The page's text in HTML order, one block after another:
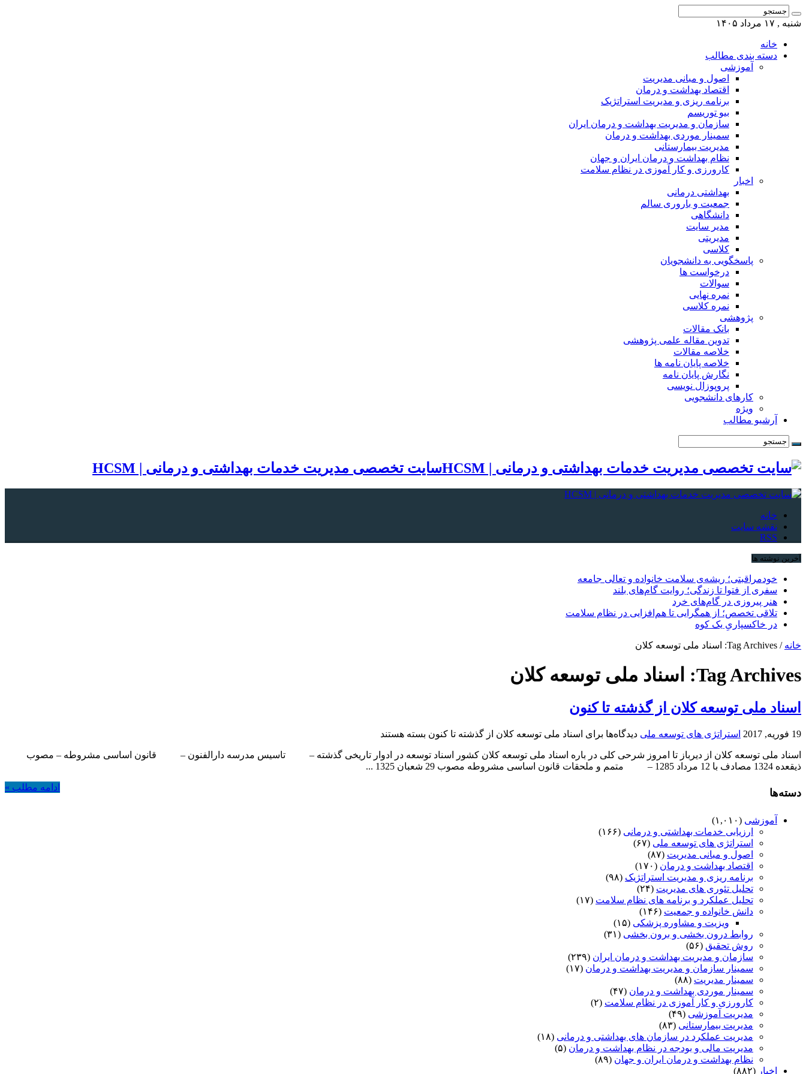
شنبه , ۱۷ مرداد ۱۴۰۵
خانه
دسته بندی مطالب
آموزشی
اصول و مبانی مدیریت
اقتصاد بهداشت و درمان
برنامه ریزی و مدیریت استراتژیک
بیو توریسم
سازمان و مدیریت بهداشت و درمان ایران
سمینار موردی بهداشت و درمان
مدیریت بیمارستانی
نظام بهداشت و درمان ایران و جهان
کارورزی و کار آموزی در نظام سلامت
اخبار
بهداشتی درمانی
جمعیت و باروری سالم
دانشگاهی
مدیر سایت
مدیریتی
کلاسی
پاسخگویی به دانشجویان
درخواست ها
سوالات
نمره نهایی
نمره کلاسی
پژوهشی
بانک مقالات
تدوین مقاله علمی پژوهشی
خلاصه مقالات
خلاصه پایان نامه ها
نگارش پایان نامه
پروپوزال نویسی
کارهای دانشجویی
ویژه
آرشیو مطالب
سایت تخصصی مدیریت خدمات بهداشتی و درمانی | HCSM
خانه
نقشه سایت
RSS
آخرین نوشته ها
خودمراقبتی؛ ریشه‌ی سلامت خانواده و تعالی جامعه
سفری از فتوا تا زندگی؛ روایت گام‌های بلند
هنر پیروزی در گام‌های خرد
تلاقی تخصص؛ از همگرایی تا هم‌افزایی در نظام سلامت
در خاکسپاریِ یک کوه
خانه / Tag Archives: اسناد ملی توسعه کلان
Tag Archives: اسناد ملی توسعه کلان
اسناد ملی توسعه کلان از گذشته تا کنون
19 فوریه, 2017 استراتژی های توسعه ملی دیدگاه‌ها برای اسناد ملی توسعه کلان از گذشته تا کنون بسته هستند
اسناد ملی توسعه کلان از دیرباز تا امروز شرحی کلی در باره اسناد ملی توسعه کلان کشور اسناد توسعه در ادوار تاریخی گذشته – تاسیس مدرسه دارالفنون – قانون اساسی مشروطه – مصوب
ذیقعده 1324 مصادف با 12 مرداد 1285 – متمم و ملحقات قانون اساسی مشروطه مصوب 29 شعبان 1325 ...
ادامه مطلب » دسته‌ها
آموزشی (۱,۰۱۰)
ارزیابی خدمات بهداشتی و درمانی (۱۶۶)
استراتژی های توسعه ملی (۶۷)
اصول و مبانی مدیریت (۸۷)
اقتصاد بهداشت و درمان (۱۷۰)
برنامه ریزی و مدیریت استراتژیک (۹۸)
تحلیل تئوری های مدیریت (۲۴)
تحلیل عملکرد و برنامه های نظام سلامت (۱۷)
دانش خانواده و جمعیت (۱۴۶)
ویزیت و مشاوره پزشکی (۱۵)
روابط درون بخشی و برون بخشی (۳۱)
روش تحقیق (۵۶)
سازمان و مدیریت بهداشت و درمان ایران (۲۳۹)
سمینار سازمان و مدیریت بهداشت و درمان (۱۷)
سمینار مدیریت (۸۸)
سمینار موردی بهداشت و درمان (۴۷)
کارورزی و کار آموزی در نظام سلامت (۲)
مدیریت آموزشی (۴۹)
مدیریت بیمارستانی (۸۳)
مدیریت عملکرد در سازمان های بهداشتی و درمانی (۱۸)
مدیریت مالی و بودجه در نظام بهداشت و درمان (۵)
نظام بهداشت و درمان ایران و جهان (۸۹)
اخبار (۸۸۲)